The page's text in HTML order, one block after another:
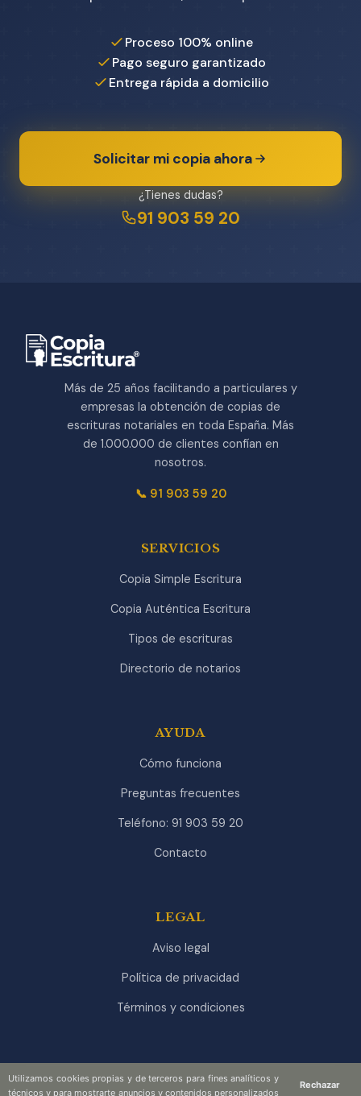
Utilizamos cookies propias y de terceros para fines analíticos y
técnicos y para mostrarte anuncios y contenidos personalizados
Rechazar
Proceso 100% online
Pago seguro garantizado
Entrega rápida a domicilio
Solicitar mi copia ahora
¿Tienes dudas?
91 903 59 20
Más de 25 años facilitando a particulares y
empresas la obtención de copias de
escrituras notariales en toda España. Más
de 1.000.000 de clientes confían en
nosotros.
📞 91 903 59 20
SERVICIOS
Copia Simple Escritura
Copia Auténtica Escritura
Tipos de escrituras
Directorio de notarios
AYUDA
Cómo funciona
Preguntas frecuentes
Teléfono: 91 903 59 20
Contacto
LEGAL
Aviso legal
Política de privacidad
Términos y condiciones